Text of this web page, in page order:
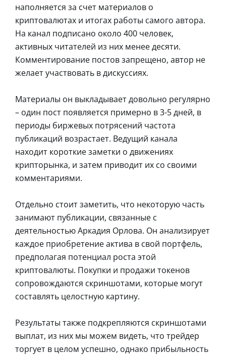
наполняется за счет материалов о
криптовалютах и итогах работы самого автора.
На канал подписано около 400 человек,
активных читателей из них менее десяти.
Комментирование постов запрещено, автор не
желает участвовать в дискуссиях.
Материалы он выкладывает довольно регулярно
– один пост появляется примерно в 3-5 дней, в
периоды биржевых потрясений частота
публикаций возрастает. Ведущий канала
находит короткие заметки о движениях
крипторынка, и затем приводит их со своими
комментариями.
Отдельно стоит заметить, что некоторую часть
занимают публикации, связанные с
деятельностью Аркадия Орлова. Он анализирует
каждое приобретение актива в свой портфель,
предполагая потенциал роста этой
криптовалюты. Покупки и продажи токенов
сопровождаются скриншотами, которые могут
составлять целостную картину.
Результаты также подкрепляются скриншотами
выплат, из них мы можем видеть, что трейдер
торгует в целом успешно, однако прибыльность